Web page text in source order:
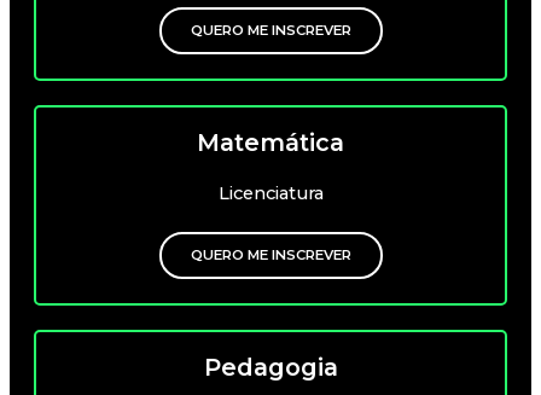
QUERO ME INSCREVER
Matemática
Licenciatura
QUERO ME INSCREVER
Pedagogia